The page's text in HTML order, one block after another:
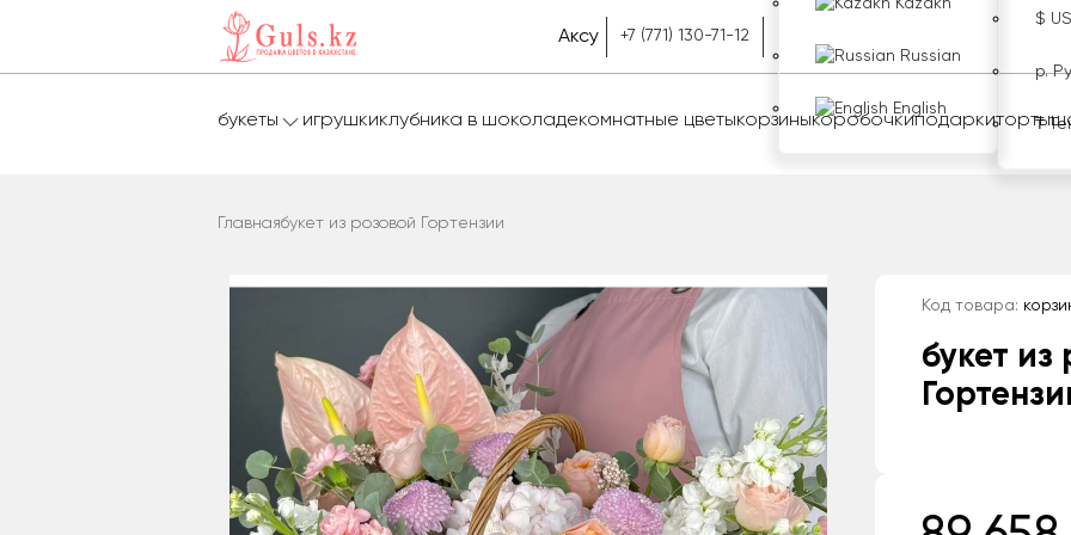
Аксу +7 (771) 130-71-12
Kazakh
Russian
English
$
р.
₸
букеты игрушкиклубника в шоколадекомнатные цветыкорзиныкоробочкиподаркиторты
Главнаябукет из розовой Гортензии
Код товара:
букет из